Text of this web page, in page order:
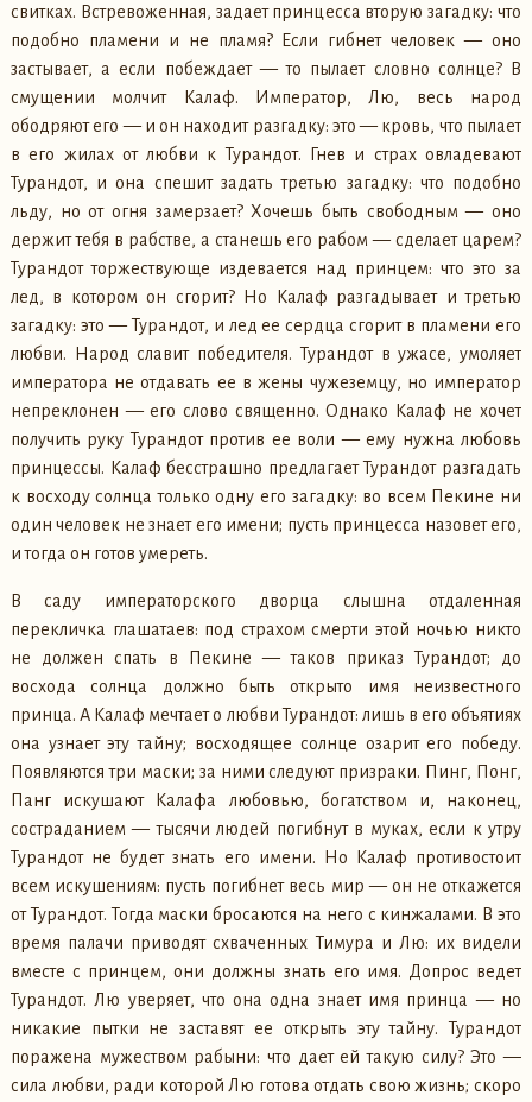
свитках. Встревоженная, задает принцесса вторую загадку: что
подобно пламени и не пламя? Если гибнет человек — оно
застывает, а если побеждает — то пылает словно солнце? В
смущении молчит Калаф. Император, Лю, весь народ
ободряют его — и он находит разгадку: это — кровь, что пылает
в его жилах от любви к Турандот. Гнев и страх овладевают
Турандот, и она спешит задать третью загадку: что подобно
льду, но от огня замерзает? Хочешь быть свободным — оно
держит тебя в рабстве, а станешь его рабом — сделает царем?
Турандот торжествующе издевается над принцем: что это за
лед, в котором он сгорит? Но Калаф разгадывает и третью
загадку: это — Турандот, и лед ее сердца сгорит в пламени его
любви. Народ славит победителя. Турандот в ужасе, умоляет
императора не отдавать ее в жены чужеземцу, но император
непреклонен — его слово священно. Однако Калаф не хочет
получить руку Турандот против ее воли — ему нужна любовь
принцессы. Калаф бесстрашно предлагает Турандот разгадать
к восходу солнца только одну его загадку: во всем Пекине ни
один человек не знает его имени; пусть принцесса назовет его,
и тогда он готов умереть.
В саду императорского дворца слышна отдаленная
перекличка глашатаев: под страхом смерти этой ночью никто
не должен спать в Пекине — таков приказ Турандот; до
восхода солнца должно быть открыто имя неизвестного
принца. А Калаф мечтает о любви Турандот: лишь в его объятиях
она узнает эту тайну; восходящее солнце озарит его победу.
Появляются три маски; за ними следуют призраки. Пинг, Понг,
Панг искушают Калафа любовью, богатством и, наконец,
состраданием — тысячи людей погибнут в муках, если к утру
Турандот не будет знать его имени. Но Калаф противостоит
всем искушениям: пусть погибнет весь мир — он не откажется
от Турандот. Тогда маски бросаются на него с кинжалами. В это
время палачи приводят схваченных Тимура и Лю: их видели
вместе с принцем, они должны знать его имя. Допрос ведет
Турандот. Лю уверяет, что она одна знает имя принца — но
никакие пытки не заставят ее открыть эту тайну. Турандот
поражена мужеством рабыни: что дает ей такую силу? Это —
сила любви, ради которой Лю готова отдать свою жизнь; скоро